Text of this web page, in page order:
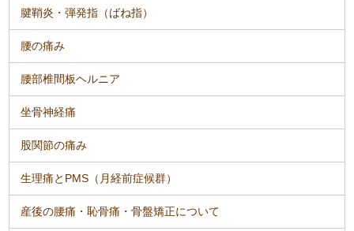
腱鞘炎・弾発指（ばね指）
腰の痛み
腰部椎間板ヘルニア
坐骨神経痛
股関節の痛み
生理痛とPMS（月経前症候群）
産後の腰痛・恥骨痛・骨盤矯正について